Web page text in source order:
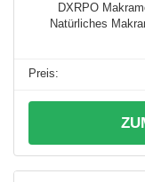
DXRPO
Natürliches